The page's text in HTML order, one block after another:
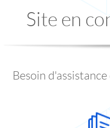
Site en
Besoin